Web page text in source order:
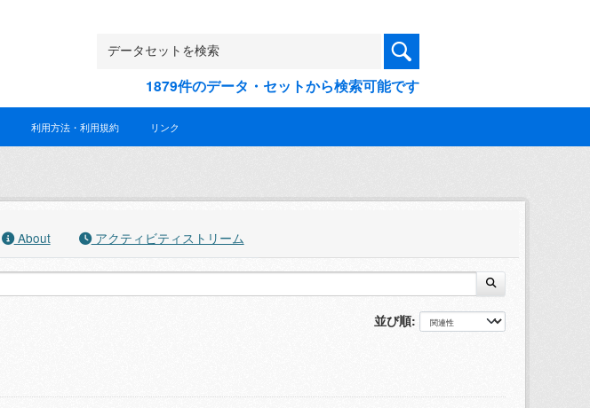
1879件のデータ・セットから検索可能です
利用方法・利用規約 リンク
About アクティビティストリーム
並び順